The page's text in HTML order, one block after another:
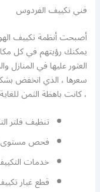
فني تكييف الفردوس
أصبحت أنظمة تكييف
يمكنك رؤيتهم في كل
العثور عليها في
سعرها ، الذي انخفض
، كانت باهظة الثمن
تنظيف فلتر
فحص مستوى
خدمات
قطع غيار